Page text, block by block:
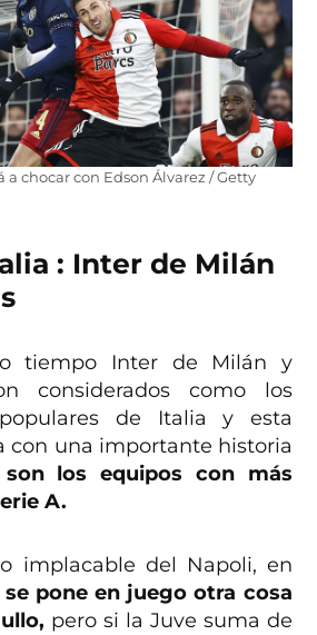
a chocar con Edson Álvarez / Getty
: Inter de Milán
tiempo Inter de Milán y
considerados como los
de Italia y esta
con una importante historia
son los equipos con más
A.
implacable del Napoli, en
se pone en juego otra cosa
pero si la Juve suma de